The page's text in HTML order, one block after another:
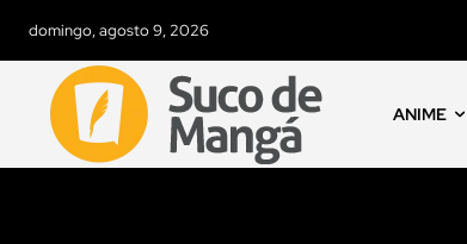
domingo, agosto 9, 2026
ANIME